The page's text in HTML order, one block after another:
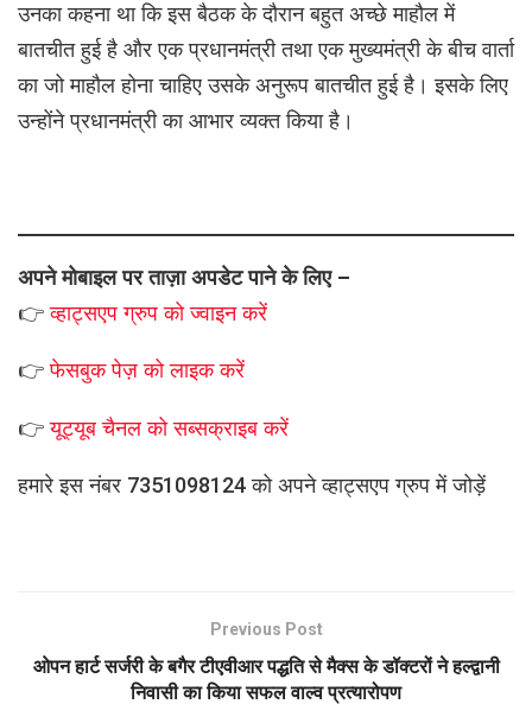
उनका कहना था कि इस बैठक के दौरान बहुत अच्छे माहौल में
बातचीत हुई है और एक प्रधानमंत्री तथा एक मुख्यमंत्री के बीच वार्ता
का जो माहौल होना चाहिए उसके अनुरूप बातचीत हुई है। इसके लिए
उन्होंने प्रधानमंत्री का आभार व्यक्त किया है।
अपने मोबाइल पर ताज़ा अपडेट पाने के लिए –
👉व्हाट्सएपग्रुप कोज्वाइन करें
👉फेसबुक पेज़ को लाइक करें
👉यूट्यूब चैनल को सब्सक्राइब करें
हमारे इस नंबर 7351098124 को अपने व्हाट्सएप ग्रुप में जोड़ें
Previous Post
ओपन हार्ट सर्जरी के बगैर टीएवीआर पद्धति से मैक्स के डॉक्टरों ने हल्द्वानी
निवासी का किया सफल वाल्व प्रत्यारोपण